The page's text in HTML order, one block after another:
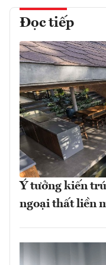
Đọc tiếp
Ý tưởng kiến
ngoại thất liền